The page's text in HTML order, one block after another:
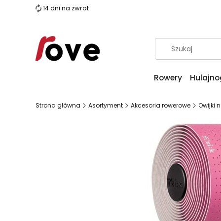
14 dni na zwrot
Rowery
Strona główna Asortyment Akcesoria rowerowe Owijki